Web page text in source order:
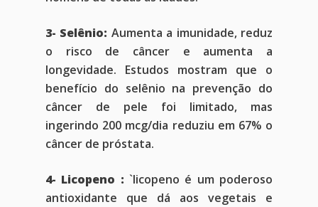
3- Selênio: Aumenta a imunidade, reduz
o risco de câncer e aumenta a
longevidade. Estudos mostram que o
benefício do selênio na prevenção do
câncer de pele foi limitado, mas
ingerindo 200 mcg/dia reduziu em 67% o
câncer de próstata.
4- Licopeno : `licopeno é um poderoso
antioxidante que dá aos vegetais e